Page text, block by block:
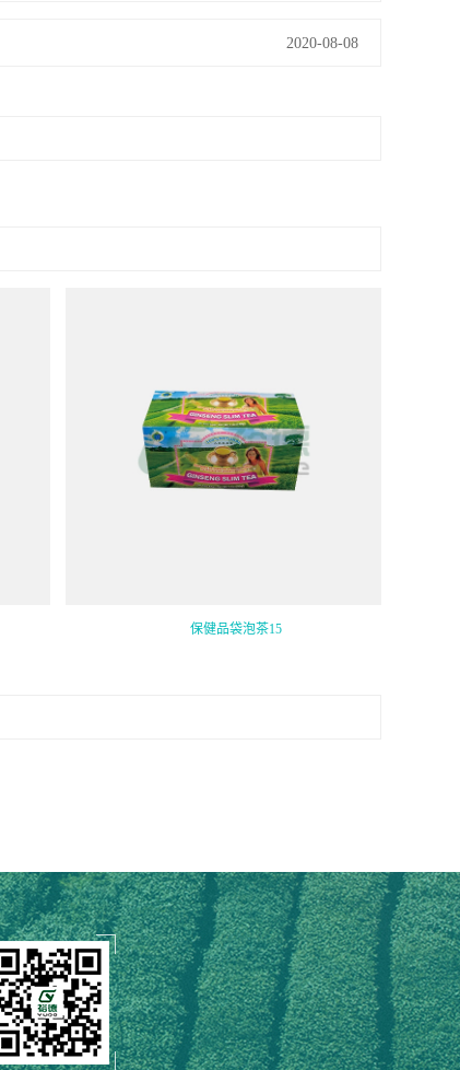
2020-08-08
保健品袋泡茶15